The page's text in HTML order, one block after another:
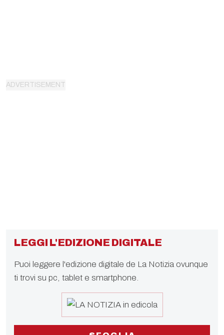
LEGGI L'EDIZIONE DIGITALE
Puoi leggere l'edizione digitale de La Notizia ovunque
ti trovi su pc, tablet e smartphone.